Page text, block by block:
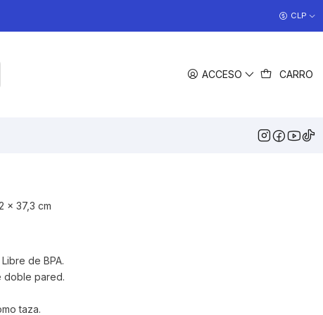
ACCESO CARRO
CLP
horas o fríos durante 48 horas.
x 37,3 cm
de BPA.
doble pared.
taza.